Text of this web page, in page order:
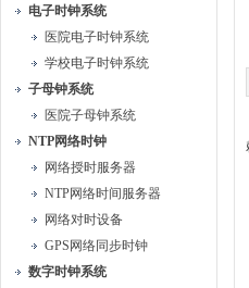
电子时钟系统
医院电子时钟系统
学校电子时钟系统
子母钟系统
医院子母钟系统
NTP网络时钟
网络授时服务器
NTP网络时间服务器
网络对时设备
GPS网络同步时钟
数字时钟系统